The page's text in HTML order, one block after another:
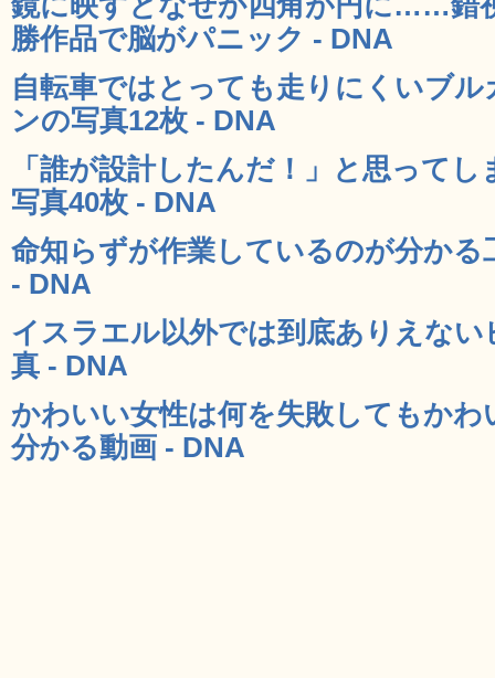
勝作品で脳がパニック - DNA
自転車ではとっても走りにくいブ
ンの写真12枚 - DNA
「誰が設計したんだ！」と思って
写真40枚 - DNA
命知らずが作業しているのが分かる
- DNA
イスラエル以外では到底ありえな
真 - DNA
かわいい女性は何を失敗してもか
分かる動画 - DNA